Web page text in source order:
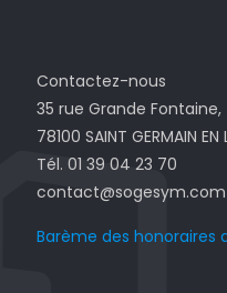
Contactez-nous
35 rue Grande Fontaine,
78100 SAINT GERMAIN EN
Tél. 01 39 04 23 70
contact@sogesym.com
Barème des honoraires